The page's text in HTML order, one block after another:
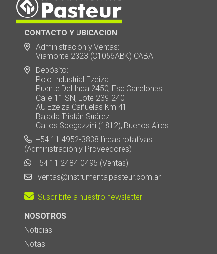
CONTACTO Y UBICACION
Administración y Ventas:
Viamonte 2323 (C1056ABK) CABA
Depósito:
Polo Industrial Ezeiza
Puente Del Inca 2450, Esq.Canelones
Calle 11 SN, Lote 239-240
AU Ezeiza Cañuelas Km 41
Bajada Tristán Suárez
Carlos Spegazzini (1812), Buenos Aires
+54 11 4952-3838 líneas rotativas
(Administración y Proveedores)
+54 11 2484-0495 (Ventas)
ventas@instrumentalpasteur.com.ar
Suscribite a nuestro newsletter
NOSOTROS
Noticias
Notas